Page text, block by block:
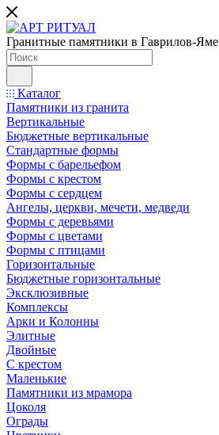
Гранитные памятники в Гаврилов-Яме
Каталог
Памятники из гранита
Вертикальные
Бюджетные вертикальные
Стандартные формы
Формы с барельефом
Формы с крестом
Формы с сердцем
Ангелы, церкви, мечети, медведи
Формы с деревьями
Формы с цветами
Формы с птицами
Горизонтальные
Бюджетные горизонтальные
Эксклюзивные
Комплексы
Арки и Колонны
Элитные
Двойные
С крестом
Маленькие
Памятники из мрамора
Цоколя
Ограды